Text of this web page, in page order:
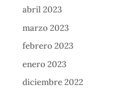
abril 2023
marzo 2023
febrero 2023
enero 2023
diciembre 2022